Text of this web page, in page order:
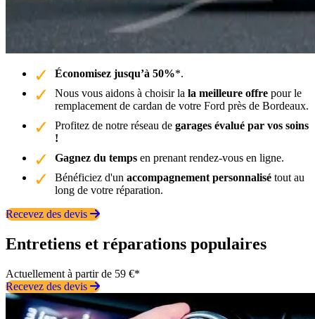
Économisez jusqu’à 50%*.
Nous vous aidons à choisir la la meilleure offre pour le
remplacement de cardan de votre Ford près de Bordeaux.
Profitez de notre réseau de garages évalué par vos soins
!
Gagnez du temps en prenant rendez-vous en ligne.
Bénéficiez d'un accompagnement personnalisé tout au
long de votre réparation.
Recevez des devis
Entretiens et réparations populaires
Actuellement à partir de 59 €*
Recevez des devis